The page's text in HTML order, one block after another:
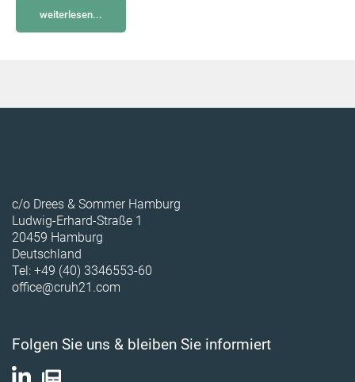
weiterlesen...
c/o Drees & Sommer Hamburg
Ludwig-Erhard-Straße 1
20459 Hamburg
Deutschland
Tel: +49 (40) 3346553-60
office@cruh21.com
Folgen Sie uns & bleiben Sie informiert